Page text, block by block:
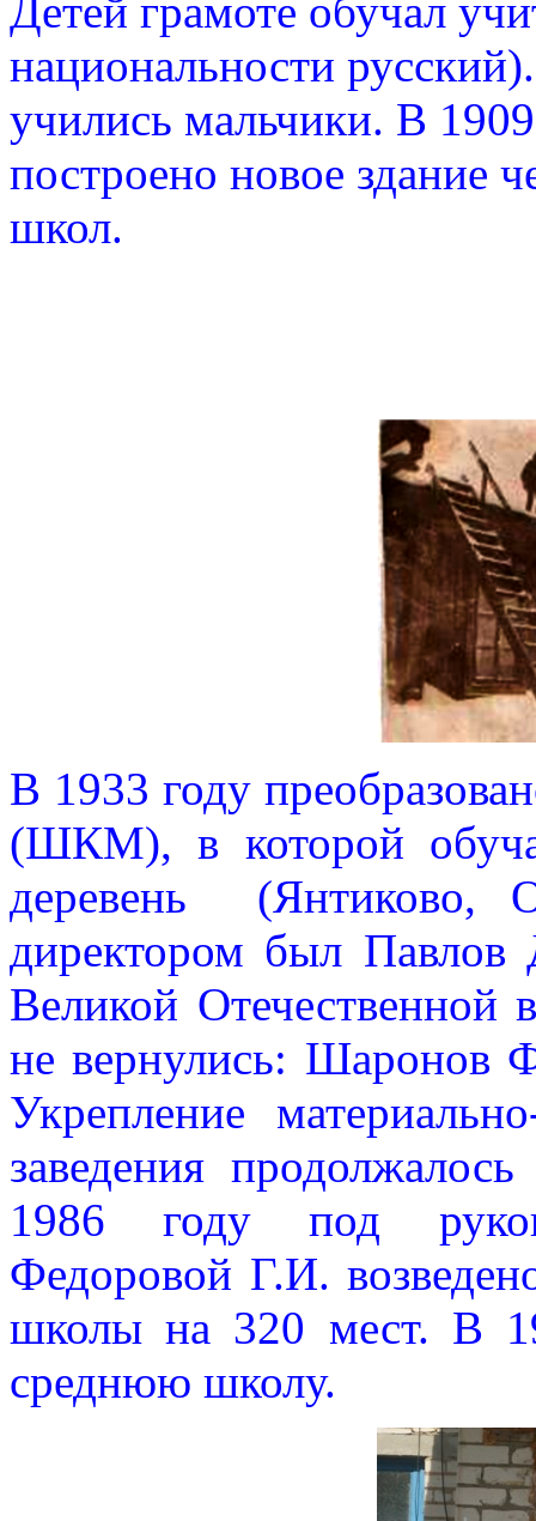
Детей грамоте обучал
национальности
учились мальчики. В
построено новое здание
школ.
В 1933 году
(ШКМ), в которой
деревень (Янтиково,
директором был
Великой Отечественной
не вернулись:
Укрепление
заведения
1986 году под
Федоровой Г.И.
школы на 320 мест. В
среднюю школу.